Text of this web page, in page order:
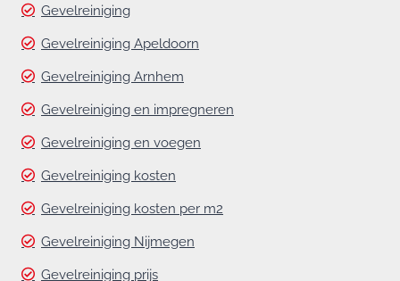
Gevelreiniging
Gevelreiniging Apeldoorn
Gevelreiniging Arnhem
Gevelreiniging en impregneren
Gevelreiniging en voegen
Gevelreiniging kosten
Gevelreiniging kosten per m2
Gevelreiniging Nijmegen
Gevelreiniging prijs